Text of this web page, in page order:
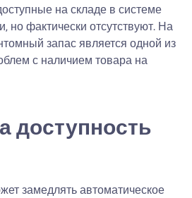
на складе в системе
но фактически отсутствуют. На
запас является одной из
с наличием товара на
доступность
замедлять автоматическое